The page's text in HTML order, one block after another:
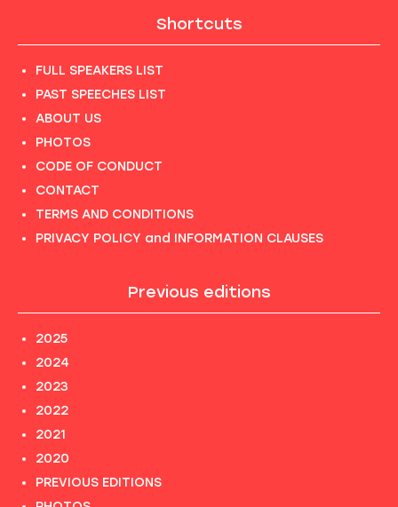
Shortcuts
FULL SPEAKERS LIST
PAST SPEECHES LIST
ABOUT US
PHOTOS
CODE OF CONDUCT
CONTACT
TERMS AND CONDITIONS
PRIVACY POLICY and INFORMATION CLAUSES
Previous editions
2025
2024
2023
2022
2021
2020
PREVIOUS EDITIONS